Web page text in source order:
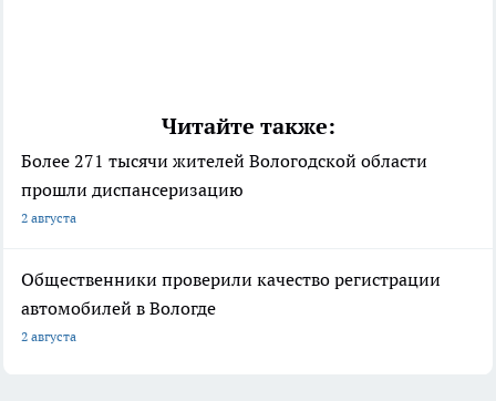
Читайте также:
Более 271 тысячи жителей Вологодской области
прошли диспансеризацию
2 августа
Общественники проверили качество регистрации
автомобилей в Вологде
2 августа